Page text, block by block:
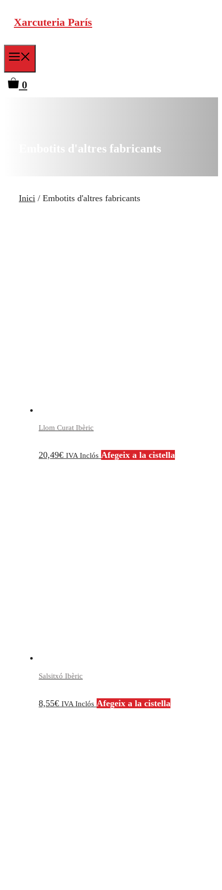
Vés
contingut
Xarcuteria París
0
Embotits d'altres fabricants
Inici / Embotits d'altres fabricants
Llom Curat Ibèric
20,49€ IVA Inclós Afegeix a la cistella
Salsitxó Ibèric
8,55€ IVA Inclós Afegeix a la cistella